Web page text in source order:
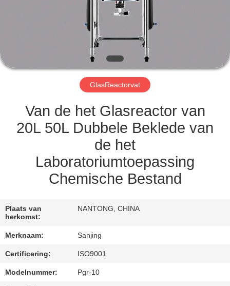
KWALITEITSCONTROLE
MET
ONS
SITEMAP
PRIVACY
POLICY
GlasReactorvat
Van de het Glasreactor van
20L 50L Dubbele Beklede van
de het
Laboratoriumtoepassing
Chemische Bestand
Plaats van
herkomst:
NANTONG, CHINA
Merknaam: Sanjing
Certificering: ISO9001
Modelnummer: Pgr-10